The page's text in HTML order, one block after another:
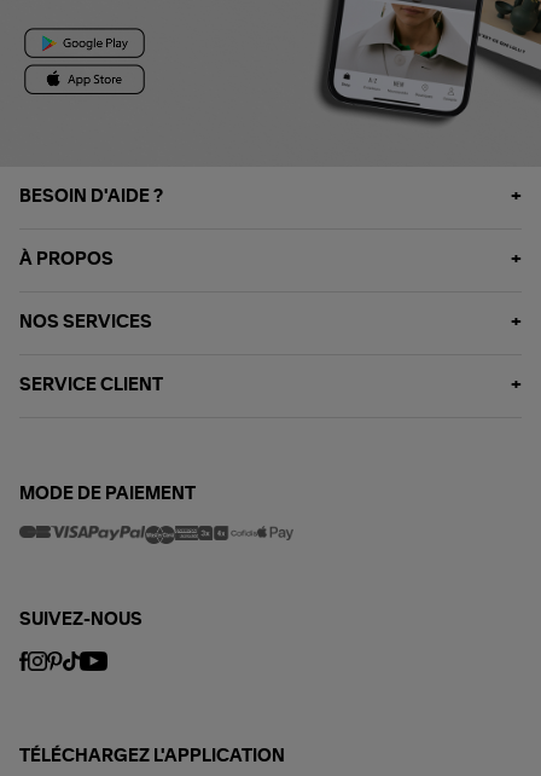
BESOIN D'AIDE ?
À PROPOS
NOS SERVICES
SERVICE CLIENT
MODE DE PAIEMENT
SUIVEZ-NOUS
TÉLÉCHARGEZ L'APPLICATION